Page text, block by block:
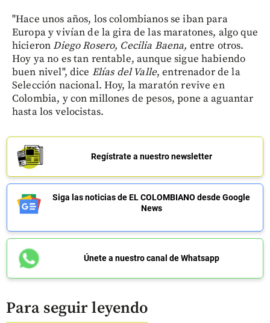
"Hace unos años, los colombianos se iban para
Europa y vivían de la gira de las maratones, algo que
hicieronDiego Rosero, Cecilia Baena, entre otros.
Hoy ya no es tan rentable, aunque sigue habiendo
buen nivel", dice Elías del Valle, entrenador de la
Selección nacional. Hoy, la maratón revive en
Colombia, y con millones de pesos, pone a aguantar
hasta los velocistas.
Regístrate a nuestro newsletter
Siga las noticias de EL COLOMBIANO desde Google
News
Únete a nuestro canal de Whatsapp
Para seguir leyendo